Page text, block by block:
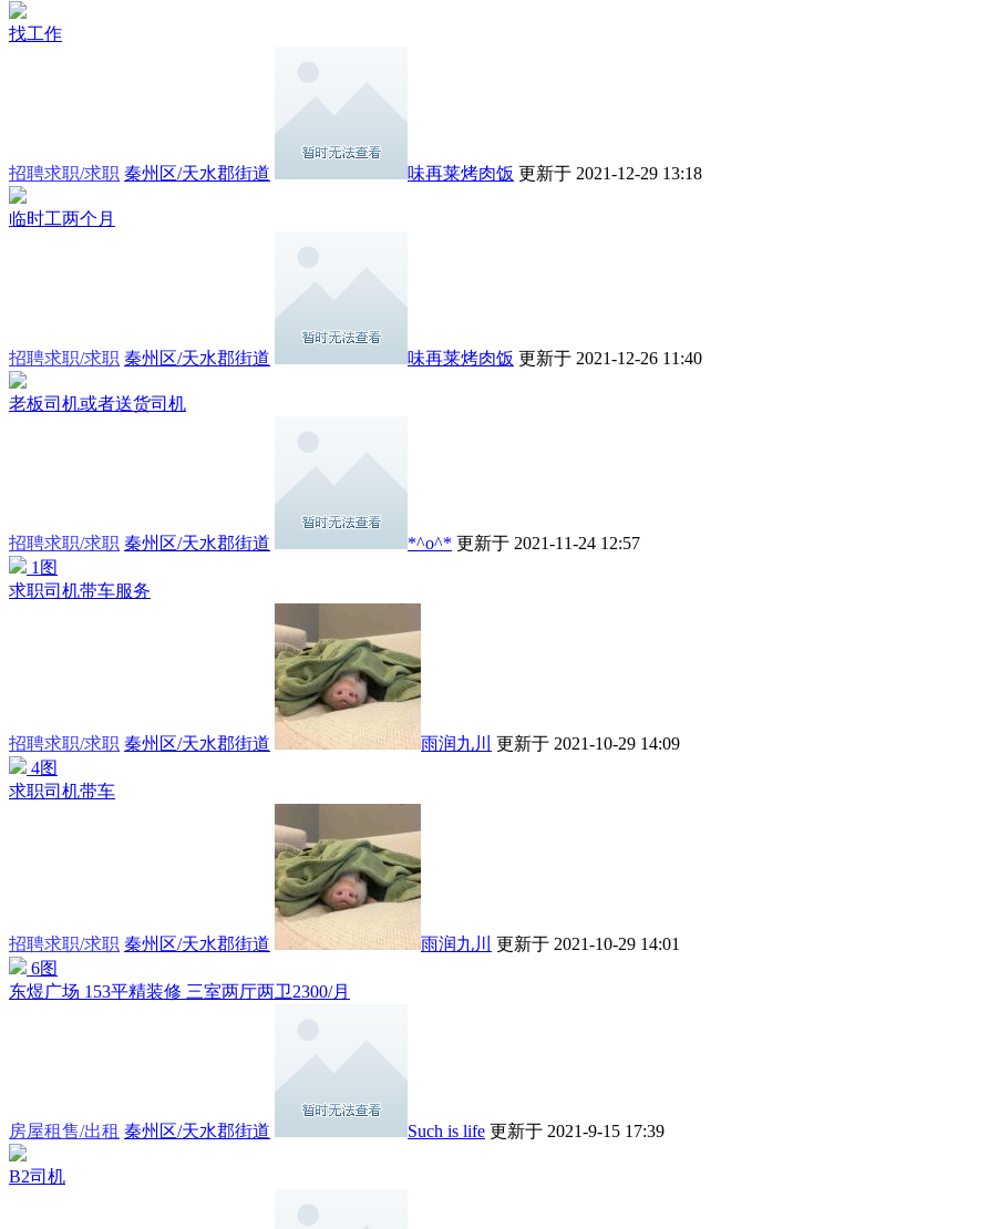
找工作
招聘求职/求职 秦州区/天水郡街道 味再莱烤肉饭 更新于 2021-12-29 13:18
临时工两个月
招聘求职/求职 秦州区/天水郡街道 味再莱烤肉饭 更新于 2021-12-26 11:40
老板司机或者送货司机
招聘求职/求职 秦州区/天水郡街道 *^o^* 更新于 2021-11-24 12:57
1图
求职司机带车服务
招聘求职/求职 秦州区/天水郡街道 雨润九川
更新于 2021-10-29 14:09
4图
求职司机带车
招聘求职/求职 秦州区/天水郡街道 雨润九川
更新于 2021-10-29 14:01
6图
东煜广场 153平精装修 三室两厅两卫2300/月
房屋租售/出租 秦州区/天水郡街道 Such is life 更新于 2021-9-15 17:39
B2司机